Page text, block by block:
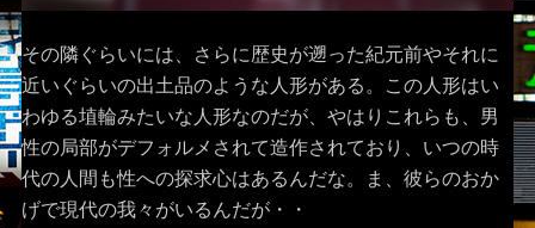
その隣ぐらいには、さらに歴史が遡った紀元前やそれに
近いぐらいの出土品のような人形がある。この人形はい
わゆる埴輪みたいな人形なのだが、やはりこれらも、男
性の局部がデフォルメされて造作されており、いつの時
代の人間も性への探求心はあるんだな。ま、彼らのおか
げで現代の我々がいるんだが・・